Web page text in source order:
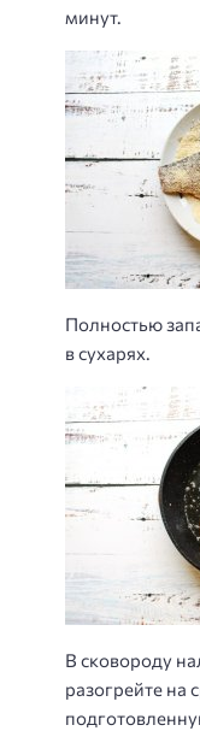
минут.
Полностью
в сухарях.
В сковороду
разогрейте на